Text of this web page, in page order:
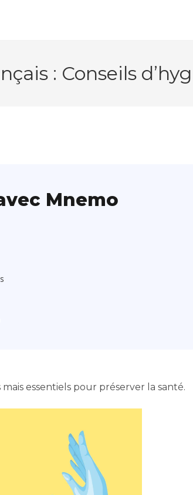
: Conseils
Mnemo
essentiels pour préserver la santé.